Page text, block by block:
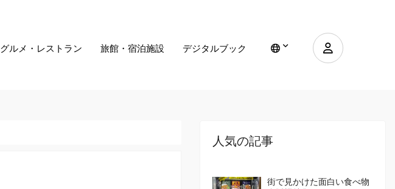
グルメ・レストラン 旅館・宿泊施設 デジタルブック
人気の記事
街で見かけた面白い食べ物